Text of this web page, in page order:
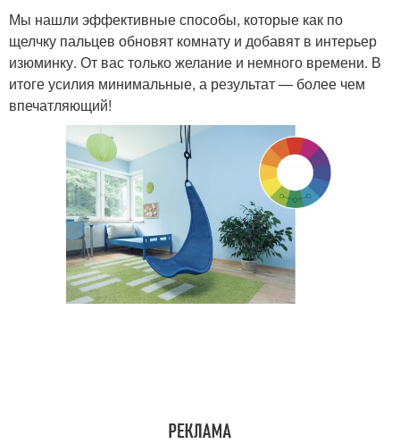
Мы нашли эффективные способы, которые как по
щелчку пальцев обновят комнату и добавят в интерьер
изюминку. От вас только желание и немного времени. В
итоге усилия минимальные, а результат — более чем
впечатляющий!